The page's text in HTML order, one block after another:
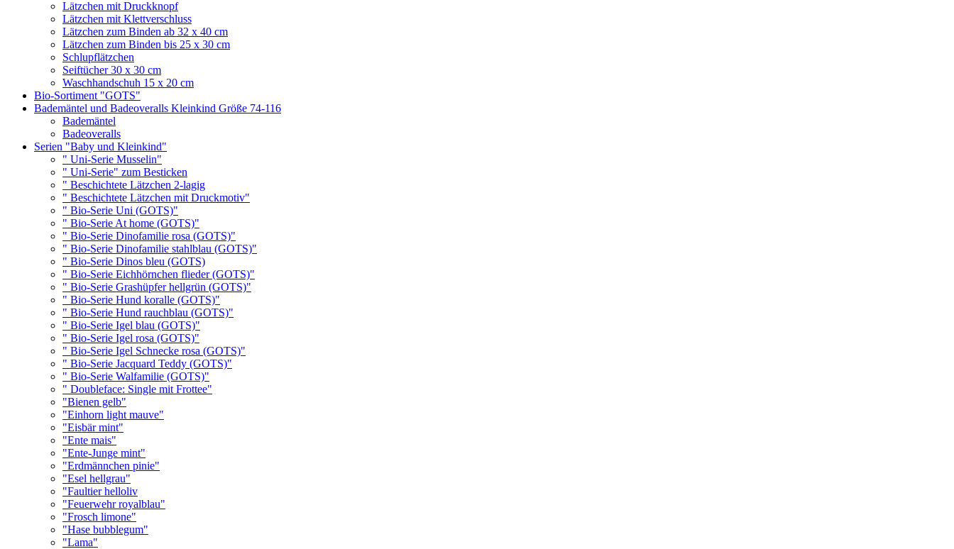
Lätzchen mit Druckknopf
Lätzchen mit Klettverschluss
Lätzchen zum Binden ab 32 x 40 cm
Lätzchen zum Binden bis 25 x 30 cm
Schlupflätzchen
Seiftücher 30 x 30 cm
Waschhandschuh 15 x 20 cm
Bio-Sortiment "GOTS"
Bademäntel und Badeoveralls Kleinkind Größe 74-116
Bademäntel
Badeoveralls
Serien "Baby und Kleinkind"
" Uni-Serie Musselin"
" Uni-Serie" zum Besticken
" Beschichtete Lätzchen 2-lagig
" Beschichtete Lätzchen mit Druckmotiv"
" Bio-Serie Uni (GOTS)"
" Bio-Serie At home (GOTS)"
" Bio-Serie Dinofamilie rosa (GOTS)"
" Bio-Serie Dinofamilie stahlblau (GOTS)"
" Bio-Serie Dinos bleu (GOTS)
" Bio-Serie Eichhörnchen flieder (GOTS)"
" Bio-Serie Grashüpfer hellgrün (GOTS)"
" Bio-Serie Hund koralle (GOTS)"
" Bio-Serie Hund rauchblau (GOTS)"
" Bio-Serie Igel blau (GOTS)"
" Bio-Serie Igel rosa (GOTS)"
" Bio-Serie Igel Schnecke rosa (GOTS)"
" Bio-Serie Jacquard Teddy (GOTS)"
" Bio-Serie Walfamilie (GOTS)"
" Doubleface: Single mit Frottee"
"Bienen gelb"
"Einhorn light mauve"
"Eisbär mint"
"Ente mais"
"Ente-Junge mint"
"Erdmännchen pinie"
"Esel hellgrau"
"Faultier helloliv
"Feuerwehr royalblau"
"Frosch limone"
"Hase bubblegum"
"Lama"